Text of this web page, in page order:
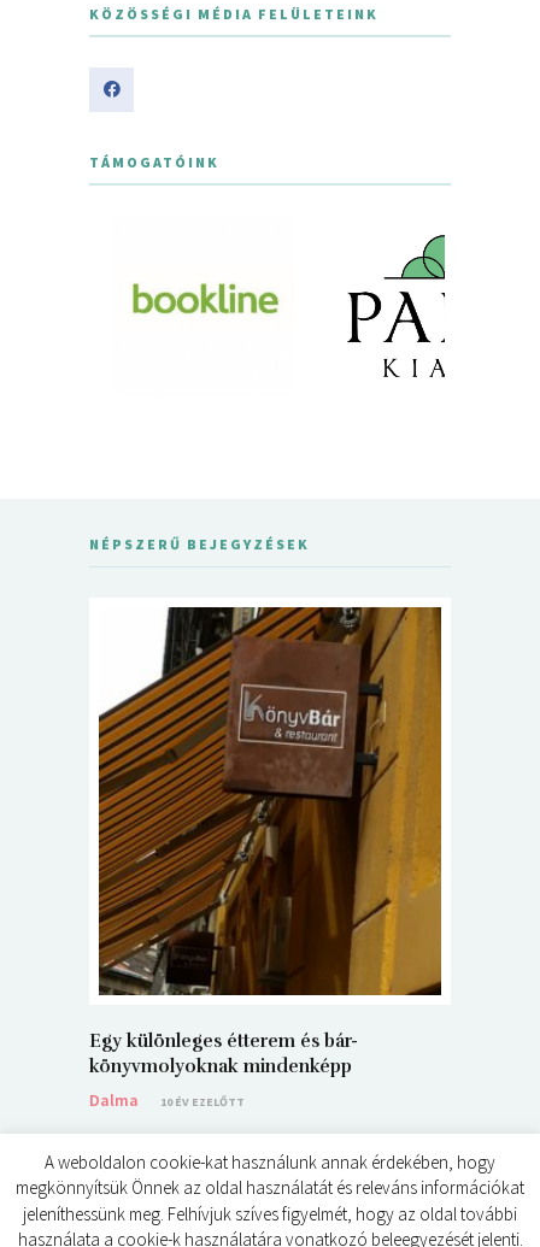
KÖZÖSSÉGI MÉDIA FELÜLETEINK
TÁMOGATÓINK
NÉPSZERŰ BEJEGYZÉSEK
Egy különleges étterem és bár-
könyvmolyoknak mindenképp
Dalma
10 ÉV EZELŐTT
A weboldalon cookie-kat használunk annak érdekében, hogy
megkönnyítsük Önnek az oldal használatát és releváns információkat
jeleníthessünk meg. Felhívjuk szíves figyelmét, hogy az oldal további
használata a cookie-k használatára vonatkozó beleegyezését jelenti.